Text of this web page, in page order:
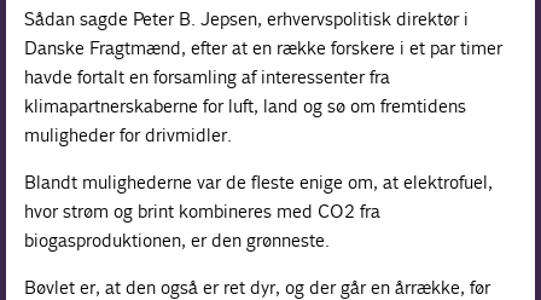
Sådan sagde Peter B. Jepsen, erhvervspolitisk direktør i
Danske Fragtmænd, efter at en række forskere i et par timer
havde fortalt en forsamling af interessenter fra
klimapartnerskaberne for luft, land og sø om fremtidens
muligheder for drivmidler.
Blandt mulighederne var de fleste enige om, at elektrofuel,
hvor strøm og brint kombineres med CO2 fra
biogasproduktionen, er den grønneste.
Bøvlet er, at den også er ret dyr, og der går en årrække, før